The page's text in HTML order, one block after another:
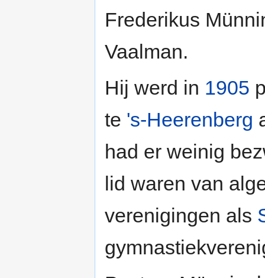
Frederikus
Vaalman.
Hij werd in 1905
te 's-Heerenberg
had er weinig
lid waren van
verenigingen als